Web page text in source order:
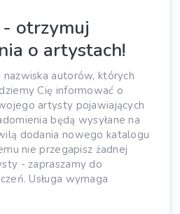
otrzymuj
o artystach!
autorów, których
Cię informować o
artysty pojawiających
będą wysyłane na
dodania nowego katalogu
nie przegapisz żadnej
- zapraszamy do
Usługa wymaga